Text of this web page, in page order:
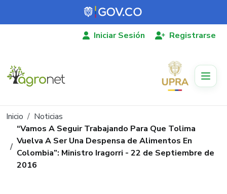
Pasar al contenido principal
Iniciar Sesión Registrarse
Ruta de navegación
Inicio
Noticias
“Vamos A Seguir Trabajando Para Que Tolima
Vuelva A Ser Una Despensa de Alimentos En
Colombia”: Ministro Iragorri - 22 de Septiembre de
2016